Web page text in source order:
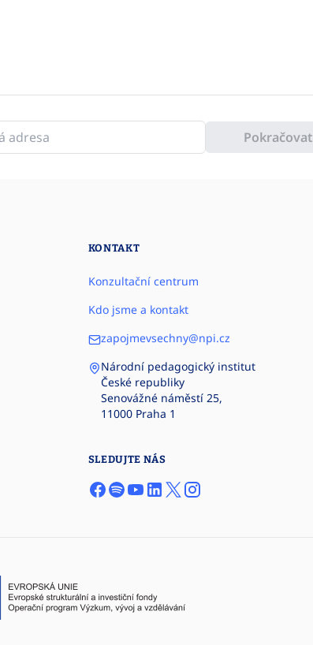
Pokračovat
KONTAKT
Konzultační centrum
Kdo jsme a kontakt
zapojmevsechny@npi.cz
Národní pedagogický institut
České republiky
Senovážné náměstí 25,
11000 Praha 1
SLEDUJTE NÁS